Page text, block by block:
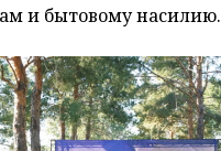
и бытовому насилию.